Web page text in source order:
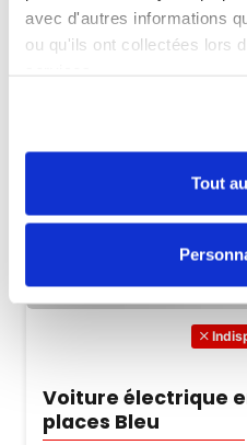
avec d'autres informations
ou qu'ils ont collectées lors
Tout
Voiture électrique
places Bleu